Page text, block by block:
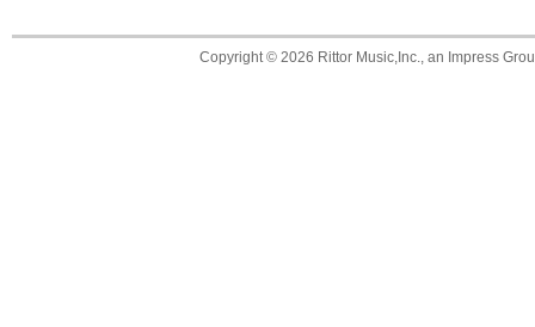
Copyright © 2026 Rittor Music,Inc., an Impress